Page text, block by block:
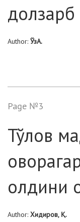
Author: ЎзА.
Page №3
Тўлов
олдини
Author: Хидиров, Қ.